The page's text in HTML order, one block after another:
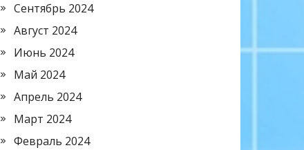
Сентябрь 2024
Август 2024
Июнь 2024
Май 2024
Апрель 2024
Март 2024
Февраль 2024